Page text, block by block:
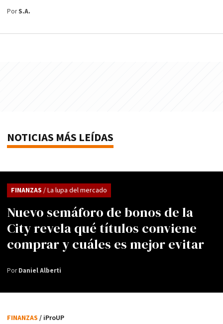
PorS.A.
NOTICIAS MÁS LEÍDAS
Nuevo semáforo de bonos de la
City revela qué títulos conviene
comprar y cuáles es mejor evitar
FINANZAS / La lupa del mercado
PorDaniel Alberti
FINANZAS / iProUP